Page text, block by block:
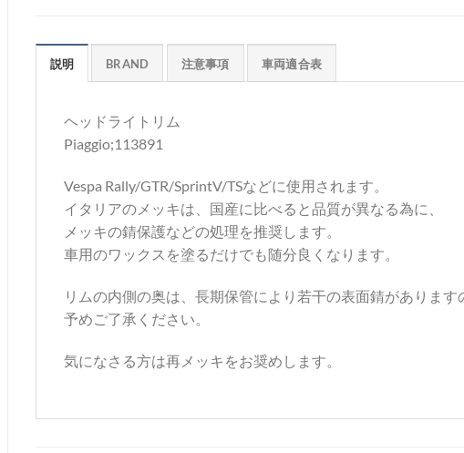
説明 BRAND 注意事項 車両適合表
ヘッドライトリム
Piaggio;113891
Vespa Rally/GTR/SprintV/TSなどに使用されます。
イタリアのメッキは、国産に比べると品質が異なる為に、
メッキの錆保護などの処理を推奨します。
車用のワックスを塗るだけでも随分良くなります。
リムの内側の奥は、長期保管により若干の表面錆があります
予めご了承ください。
気になさる方は再メッキをお奨めします。